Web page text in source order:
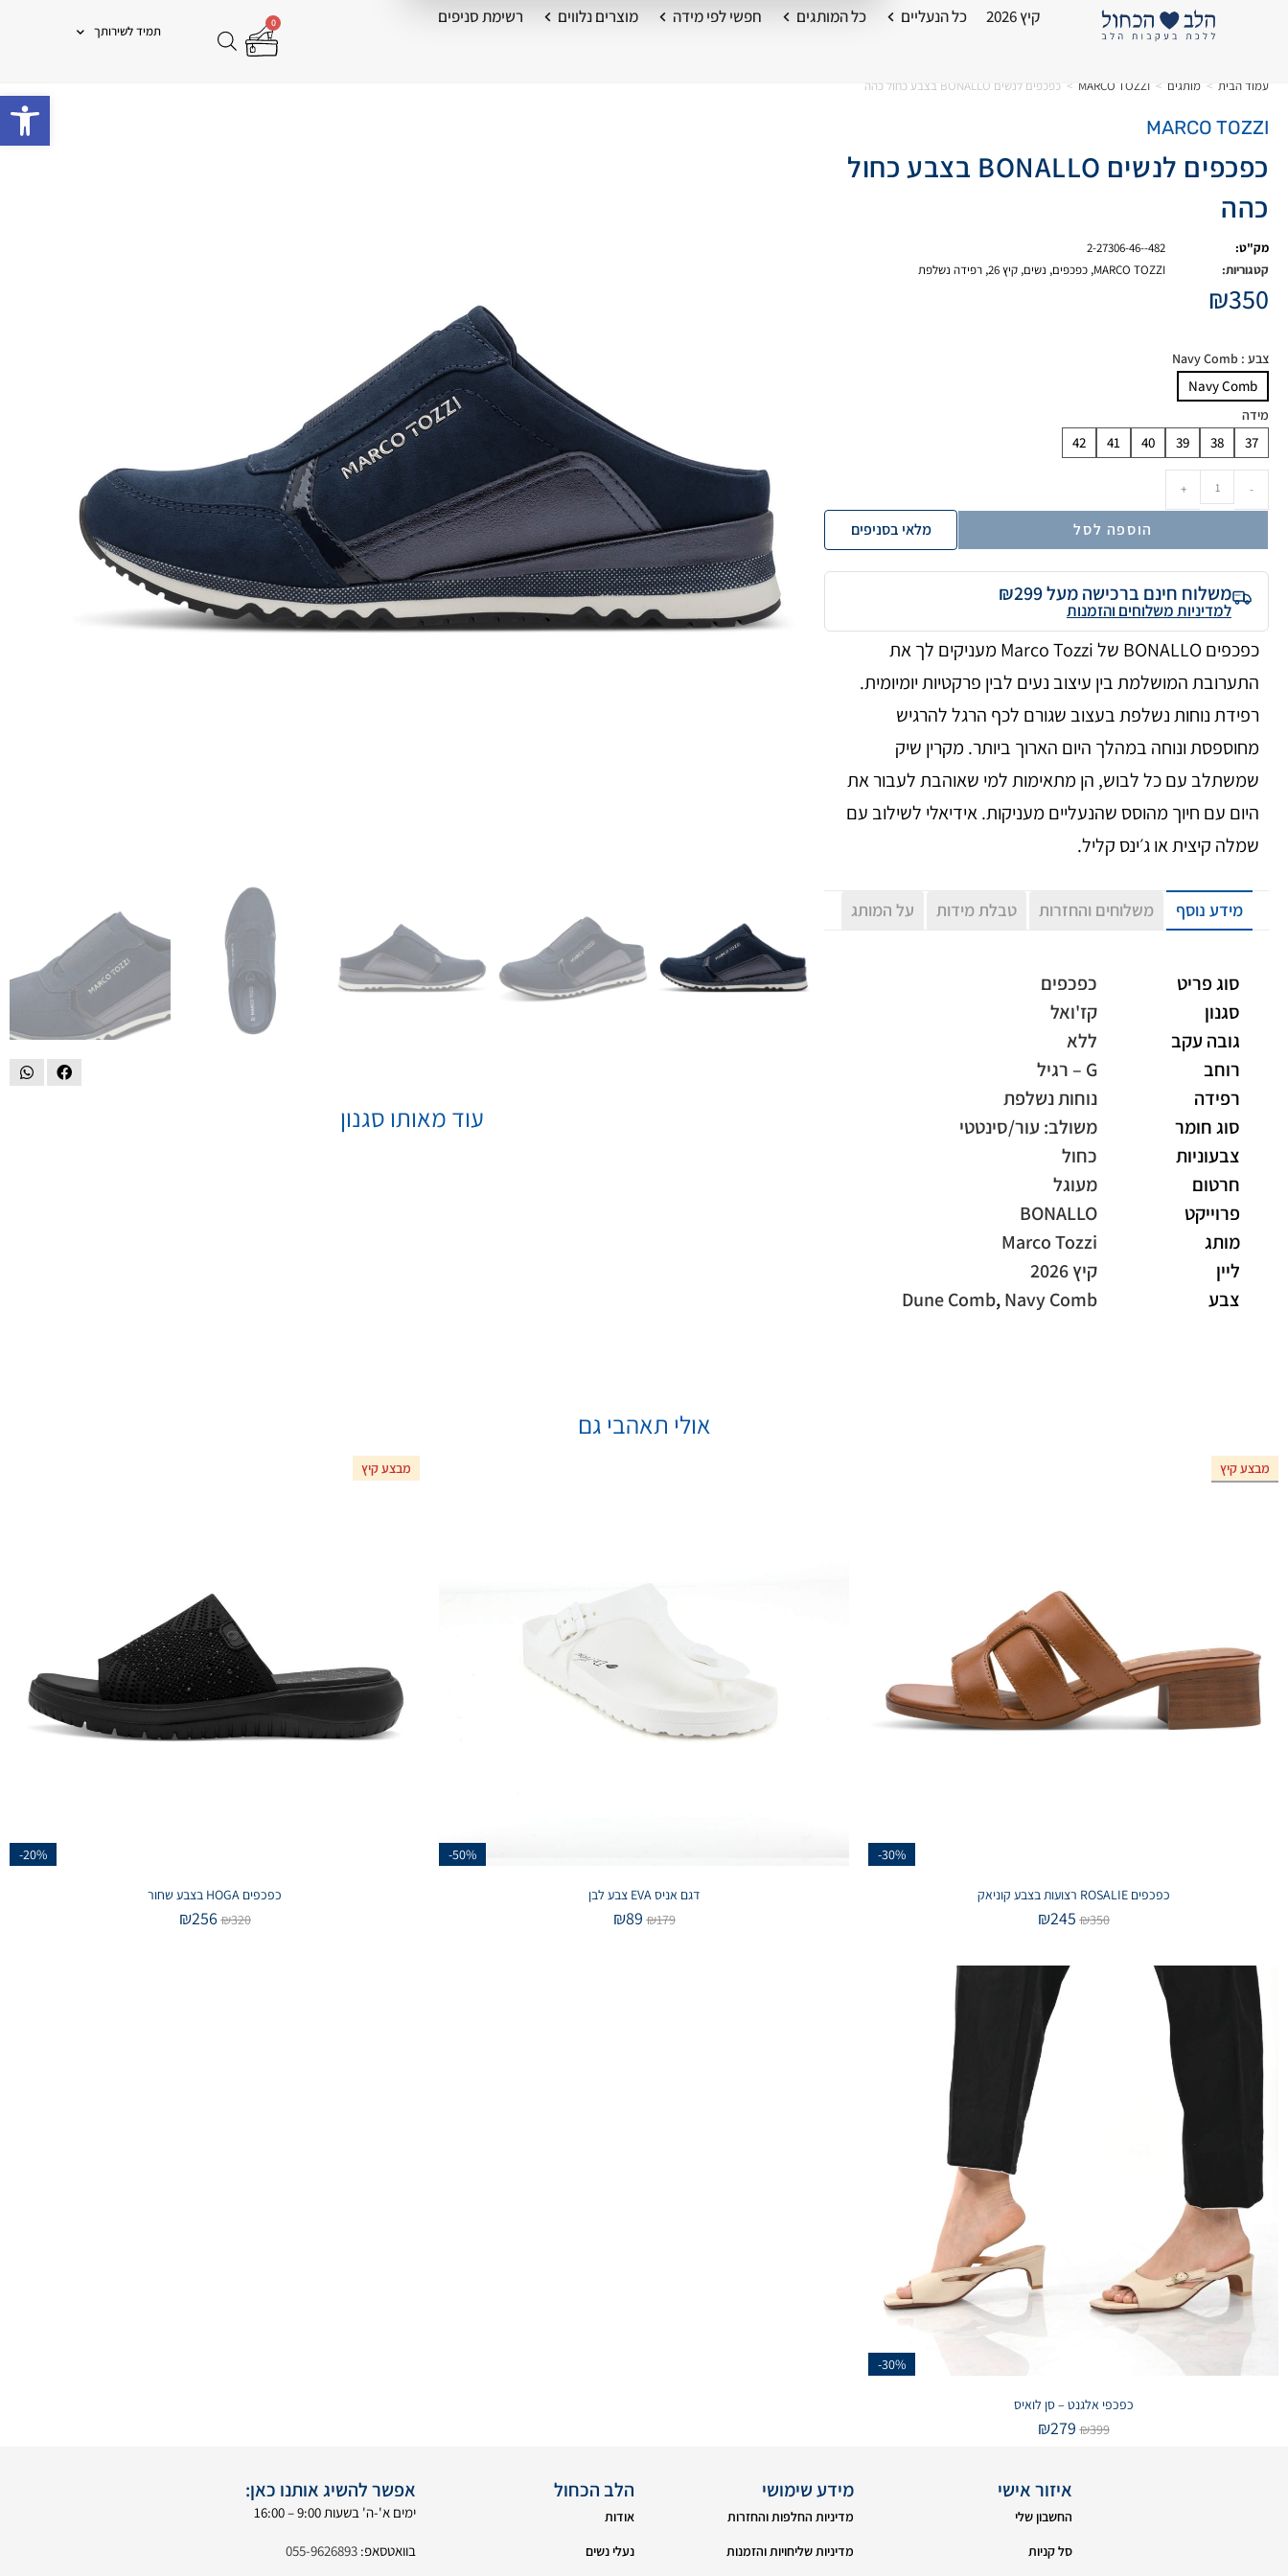
קיץ 2026 כל הנעליים כל המותגים חפשי לפי מידה מוצרים נלווים רשימת סניפים 0
תמיד לשירותך
עמוד הבית > מותגים >
MARCO TOZZI
> כפכפים לנשים BONALLO בצבע כחול כהה
MARCO TOZZI
כפכפים לנשים BONALLO בצבע כחול
כהה
מק"ט:
2-27306-46--482
קטגוריות:
MARCO TOZZI
, כפכפים, נשים, קיץ 26 , רפידה נשלפת
₪350
צבע : Navy Comb
Navy Comb
מידה
37
38
39
40
41
42
-
+
הוספה לסל מלאי בסניפים
משלוח חינם ברכישה מעל ₪299
למדיניות משלוחים והזמנות
כפכפים BONALLO של Marco Tozzi מעניקים לך את
התערובת המושלמת בין עיצוב נעים לבין פרקטיות יומיומית.
רפידת נוחות נשלפת בעצוב שגורם לכף הרגל להרגיש
מחוספסת ונוחה במהלך היום הארוך ביותר. מקרין שיק
שמשתלב עם כל לבוש, הן מתאימות למי שאוהבת לעבור את
היום עם חיוך מהוסס שהנעליים מעניקות. אידיאלי לשילוב עם
שמלה קיצית או ג׳ינס קליל.
מידע נוסף משלוחים והחזרות טבלת מידות על המותג
סוג פריט
כפכפים
סגנון
קז'ואל
גובה עקב
ללא
רוחב
G – רגיל
רפידה
נוחות נשלפת
סוג חומר
משולב: עור/סינטטי
צבעוניות
כחול
חרטום
מעוגל
פרוייקט
BONALLO
מותג
Marco Tozzi
ליין
קיץ 2026
צבע
Dune Comb,Navy Comb
עוד מאותו סגנון
אולי תאהבי גם
מבצע קיץ
-30%
אזל המלאי
כפכפים ROSALIE רצועות בצבע קוניאק
₪350
₪245
-50%
דגם אניס EVA צבע לבן
₪179
₪89
מבצע קיץ
-20%
כפכפים HOGA בצבע שחור
₪320
₪256
-30%
כפכפי אלגנט – סן לואיס
₪399
₪279
איזור אישי
החשבון שלי
סל קניות
מידע שימושי
מדיניות החלפות והחזרות
מדיניות שליחויות והזמנות
הלב הכחול
אודות
נעלי נשים
אפשר להשיג אותנו כאן:
ימים א'-ה' בשעות 9:00 – 16:00
בוואטסאפ:055-9626893